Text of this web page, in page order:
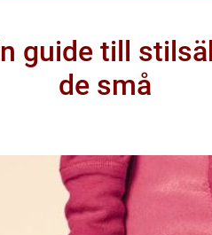
guide till
de små